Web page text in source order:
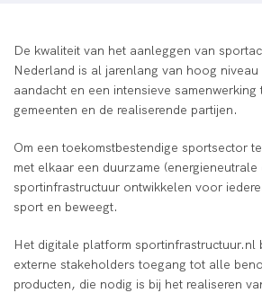
Introductie
De kwaliteit van het aanleggen van
Nederland is al jarenlang van hoog
aandacht en een intensieve
gemeenten en de realiserende partijen.
Om een toekomstbestendige sportsector
met elkaar een duurzame
sportinfrastructuur ontwikkelen voor
sport en beweegt.
Het digitale platform sportinfrastructuur.nl
externe stakeholders toegang tot alle
producten, die nodig is bij het realiseren